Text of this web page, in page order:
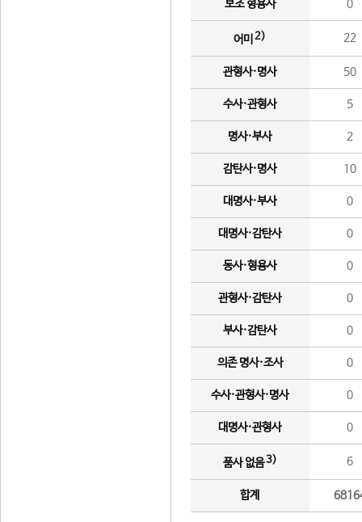
보조 형용사 0
어미 2) 22
관형사·명사 50
수사·관형사 5
명사·부사 2
감탄사·명사 10
대명사·부사 0
대명사·감탄사 0
동사·형용사 0
관형사·감탄사 0
부사·감탄사 0
의존 명사·조사 0
수사·관형사·명사 0
대명사·관형사 0
품사 없음3) 6
합계